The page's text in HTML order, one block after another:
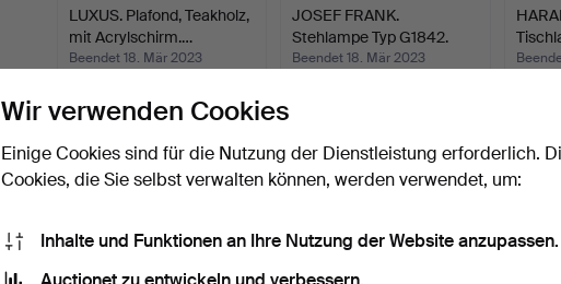
LUXUS. Plafond, Teakholz,
mit Acrylschirm.…
Beendet 18. Mär 2023
264 USD
JOSEF FRANK.
Stehlampe Typ G1842.
Unterneh…
Beendet 18. Mär 2023
Me…
Wir verwenden Cookies
Einige Cookies sind für die Nutzung der Dienstleistung erforderlich.
Cookies, die Sie selbst verwalten können, werden verwendet, um:
Inhalte und Funktionen an Ihre Nutzung der Website anzupassen.